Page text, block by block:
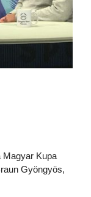
Magyar Kupa
Gyöngyös,